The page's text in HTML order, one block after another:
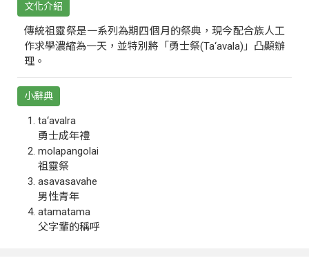
文化介紹
傳統祖靈祭是一系列為期四個月的祭典，現今配合族人工
作求學濃縮為一天，並特別將「勇士祭(Ta‘avala)」凸顯辦
理。
小辭典
ta‘avalra
勇士成年禮
molapangolai
祖靈祭
asavasavahe
男性青年
atamatama
父字輩的稱呼